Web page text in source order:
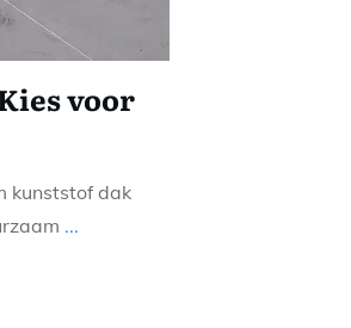
voor
kunststof dak
...